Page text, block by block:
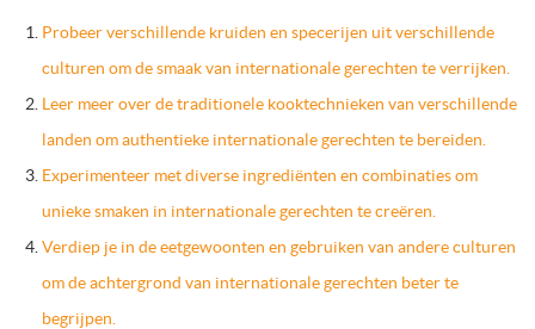
Probeer verschillende kruiden en specerijen uit verschillende
culturen om de smaak van internationale gerechten te verrijken.
Leer meer over de traditionele kooktechnieken van verschillende
landen om authentieke internationale gerechten te bereiden.
Experimenteer met diverse ingrediënten en combinaties om
unieke smaken in internationale gerechten te creëren.
Verdiep je in de eetgewoonten en gebruiken van andere culturen
om de achtergrond van internationale gerechten beter te
begrijpen.